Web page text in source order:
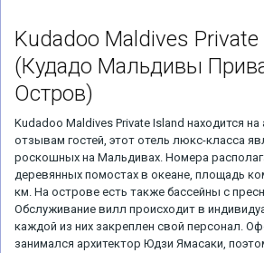
Kudadoo Maldives Private
(Кудадо Мальдивы
Остров)
Kudadoo Maldives Private Island находится
отзывам гостей, этот отель люкс-класса
роскошных на Мальдивах. Номера
деревянных помостах в океане, площадь
км. На острове есть также бассейны с
Обслуживание вилл происходит в
каждой из них закреплен свой персонал.
занимался архитектор Юдзи Ямасаки,